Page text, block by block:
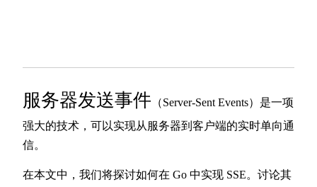
服务器发送事件 （Server-Sent Events）是一项
强大的技术，可以实现从服务器到客户端的实时单向通
信。
在本文中，我们将探讨如何在 Go 中实现 SSE。讨论其